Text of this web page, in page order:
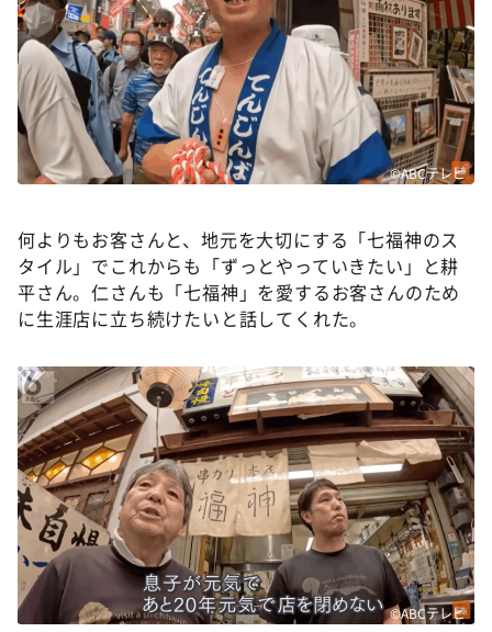
©ABCテレビ
何よりもお客さんと、地元を大切にする「七福神のス
タイル」でこれからも「ずっとやっていきたい」と耕
平さん。仁さんも「七福神」を愛するお客さんのため
に生涯店に立ち続けたいと話してくれた。
©ABCテレビ